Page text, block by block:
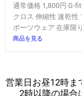
通常価格 1,800円 G-
クロス 伸縮性 速乾性
ポーツウェア 在庫限
商品を見る
営業日お昼12時ま
2時以降の場合